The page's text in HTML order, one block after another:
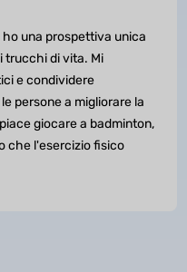
una prospettiva unica
trucchi di vita. Mi
e condividere
persone a migliorare la
giocare a badminton,
che l'esercizio fisico